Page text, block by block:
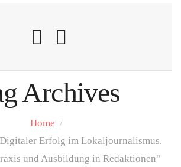
Nachrichten
Flurschelte
Archives
Home /
Erfolg im Lokaljournalismus.
und Ausbildung in Redaktionen"